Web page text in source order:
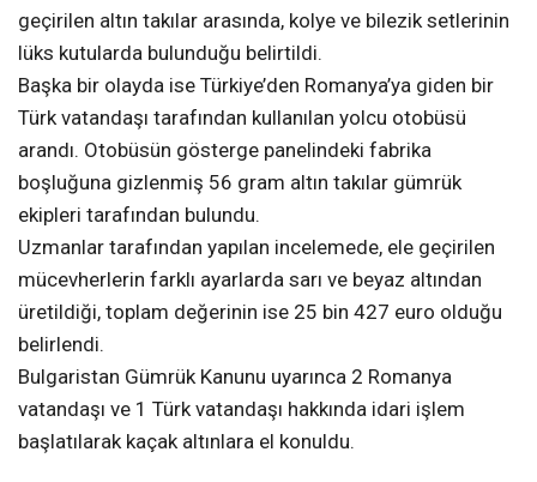
geçirilen altın takılar arasında, kolye ve bilezik setlerinin
lüks kutularda bulunduğu belirtildi.
Başka bir olayda ise Türkiye’den Romanya’ya giden bir
Türk vatandaşı tarafından kullanılan yolcu otobüsü
arandı. Otobüsün gösterge panelindeki fabrika
boşluğuna gizlenmiş 56 gram altın takılar gümrük
ekipleri tarafından bulundu.
Uzmanlar tarafından yapılan incelemede, ele geçirilen
mücevherlerin farklı ayarlarda sarı ve beyaz altından
üretildiği, toplam değerinin ise 25 bin 427 euro olduğu
belirlendi.
Bulgaristan Gümrük Kanunu uyarınca 2 Romanya
vatandaşı ve 1 Türk vatandaşı hakkında idari işlem
başlatılarak kaçak altınlara el konuldu.